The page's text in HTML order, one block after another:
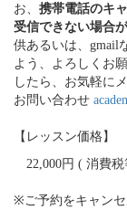
お、 携帯電話のキ
受信できない場合
供あるいは、gmail
よう、よろしくお
したら、お気軽に
お問い合わせ
【レッスン価格】
22,000円 ( 消費税
※ご予約をキャン